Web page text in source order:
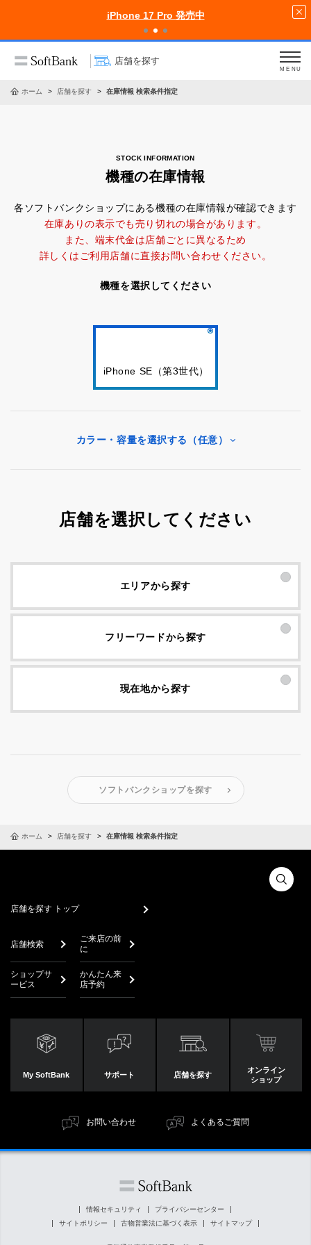
iPhone 17 Pro 発売中
店舗を探す
MENU
ホーム 店舗を探す 在庫情報 検索条件指定
機種の在庫情報
各ソフトバンクショップにある機種の在庫情報が確認できます
在庫ありの表示でも売り切れの場合があります。
また、端末代金は店舗ごとに異なるため
詳しくはご利用店舗に直接お問い合わせください。
機種を選択してください
iPhone SE（第3世代）
カラー・容量を選択する（任意）
店舗を選択してください
エリアから探す
フリーワードから探す
現在地から探す
ソフトバンクショップを探す
ホーム 店舗を探す 在庫情報 検索条件指定
店舗を探す トップ
店舗検索
ご来店の前
に
ショップサ
ービス
かんたん来
店予約
My SoftBank サポート 店舗を探す
オンライン
ショップ
お問い合わせ よくあるご質問
情報セキュリティ
プライバシーセンター
サイトポリシー
古物営業法に基づく表示 サイトマップ